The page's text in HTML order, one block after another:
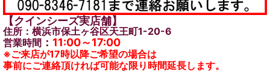
【クインシーズ実店舗】
住所：横浜市保土ヶ谷区天王町1-20-6
営業時間 ： 11:00～17:00
※ご来店が17時以降ご希望の場合は
事前にご連絡頂ければ可能な限り時間延長します。